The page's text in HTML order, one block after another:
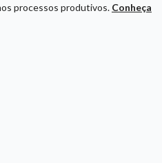
processos produtivos. Conheça